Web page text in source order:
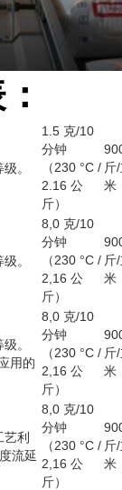
：
。
1.5 克/10
分钟
（230 °C /
2.16 公
斤）
斤
米
。
8,0 克/10
分钟
（230 °C /
2,16 公
斤）
斤
米
。
用的
8,0 克/10
分钟
（230 °C /
2,16 公
斤）
斤
米
利
流延
8,0 克/10
分钟
（230 °C /
2,16 公
斤）
斤
米